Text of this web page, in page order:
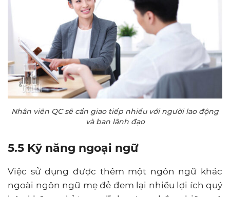
Nhân viên QC sẽ cần giao tiếp nhiều với người lao động
và ban lãnh đạo
5.5 Kỹ năng ngoại ngữ
Việc sử dụng được thêm một ngôn ngữ khác
ngoài ngôn ngữ mẹ đẻ đem lại nhiều lợi ích quý